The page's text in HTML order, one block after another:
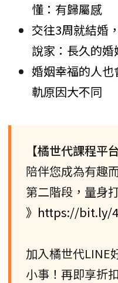
懂：有歸屬感
交往3周就結婚
說家：長久的
婚姻幸福的人
軌原因大不同
【橘世代課程平台
陪伴您成為有趣
第二階段，量身
》https://bit.ly/
加入橘世代LINE
小事！再即享折